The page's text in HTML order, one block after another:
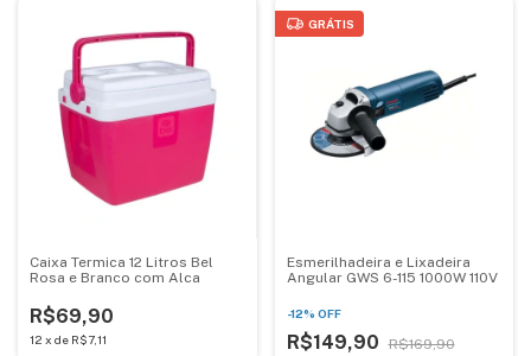
Caixa Termica 12 Litros Bel
Rosa e Branco com Alca
R$69,90
12 x de R$7,11
GRÁTIS
Esmerilhadeira e Lixadeira
Angular GWS 6-115 1000W 110V
-12% OFF
R$149,90 R$169,90